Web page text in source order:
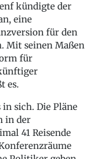
kündigte der
eine
für den
Mit seinen Maßen
für
es.
sich. Die Pläne
in der
41 Reisende